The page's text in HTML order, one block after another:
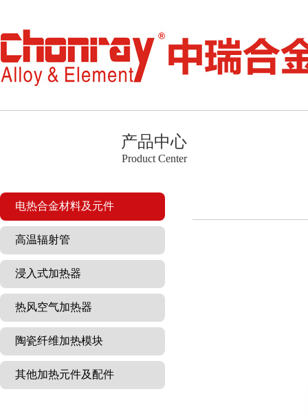
产品中心
Product Center
电热合金材料及元件
高温辐射管
浸入式加热器
热风空气加热器
陶瓷纤维加热模块
其他加热元件及配件